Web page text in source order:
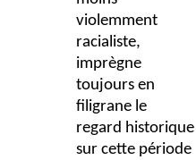
violemment
racialiste,
imprègne
toujours en
filigrane le
regard historique
sur cette période